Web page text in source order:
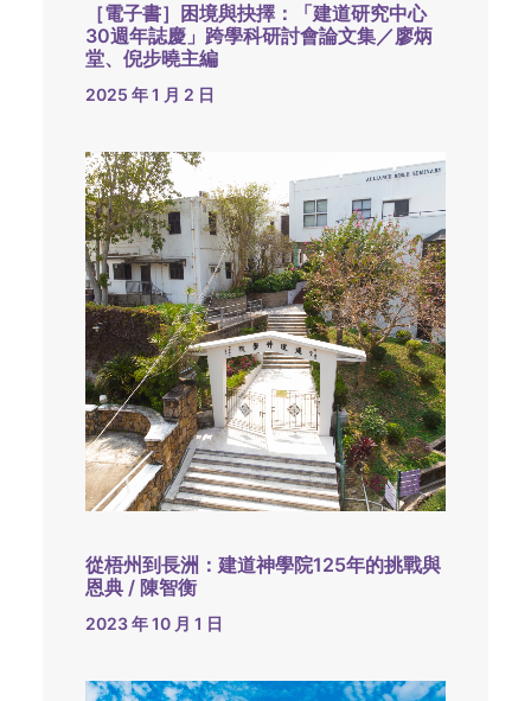
［電子書］困境與抉擇：「建道研究中心
30週年誌慶」跨學科研討會論文集／廖炳
堂、倪步曉主編
2025 年 1 月 2 日
從梧州到長洲：建道神學院125年的挑戰與
恩典 / 陳智衡
2023 年 10 月 1 日